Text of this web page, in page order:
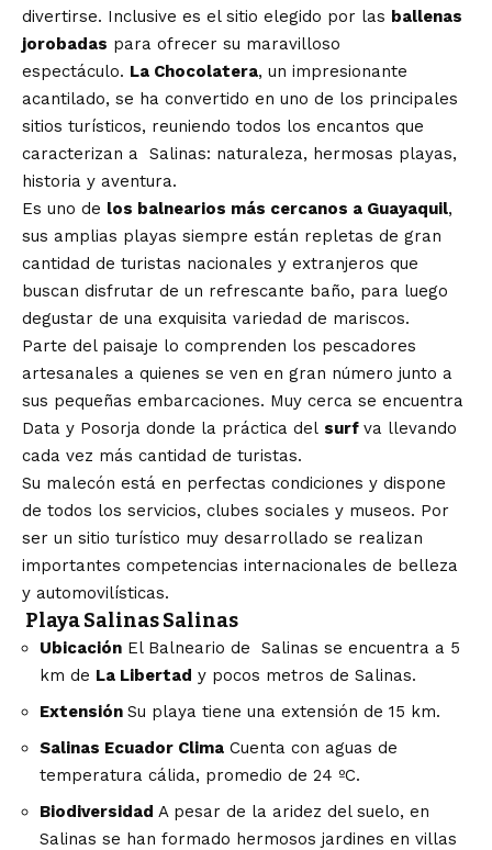
divertirse. Inclusive es el sitio elegido por las ballenas
jorobadas para ofrecer su maravilloso
espectáculo. La Chocolatera, un impresionante
acantilado, se ha convertido en uno de los principales
sitios turísticos, reuniendo todos los encantos que
caracterizan a Salinas: naturaleza, hermosas playas,
historia y aventura.
Es uno de los balnearios más cercanos a Guayaquil,
sus amplias playas siempre están repletas de gran
cantidad de turistas nacionales y extranjeros que
buscan disfrutar de un refrescante baño, para luego
degustar de una exquisita variedad de mariscos.
Parte del paisaje lo comprenden los pescadores
artesanales a quienes se ven en gran número junto a
sus pequeñas embarcaciones. Muy cerca se encuentra
Data y Posorja donde la práctica del surf va llevando
cada vez más cantidad de turistas.
Su malecón está en perfectas condiciones y dispone
de todos los servicios, clubes sociales y museos. Por
ser un sitio turístico muy desarrollado se realizan
importantes competencias internacionales de belleza
y automovilísticas.
Playa SalinasSalinas
Ubicación El Balneario de Salinas se encuentra a 5
km de La Libertad y pocos metros de Salinas.
Extensión Su playa tiene una extensión de 15 km.
Salinas Ecuador Clima Cuenta con aguas de
temperatura cálida, promedio de 24 ºC.
Biodiversidad A pesar de la aridez del suelo, en
Salinas se han formado hermosos jardines en villas